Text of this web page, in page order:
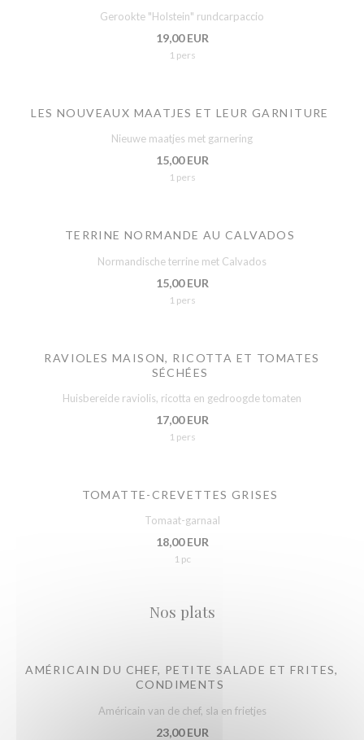
Gerookte "Holstein" rundcarpaccio
19,00 EUR
1 pers
LES NOUVEAUX MAATJES ET LEUR GARNITURE
Nieuwe maatjes met garnering
15,00 EUR
1 pers
TERRINE NORMANDE AU CALVADOS
Normandische terrine met Calvados
15,00 EUR
1 pers
RAVIOLES MAISON, RICOTTA ET TOMATES
SÉCHÉES
Huisbereide raviolis, ricotta en gedroogde tomaten
17,00 EUR
1 pers
TOMATTE-CREVETTES GRISES
Tomaat-garnaal
18,00 EUR
1 pc
Nos plats
AMÉRICAIN DU CHEF, PETITE SALADE ET FRITES,
CONDIMENTS
Américain van de chef, sla en frietjes
23,00 EUR